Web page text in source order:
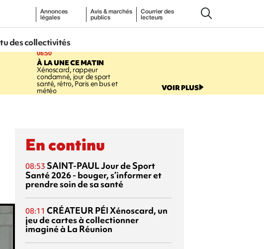
Annonces
légales
Avis & marchés
publics
Courrier des
lecteurs
des collectivités
06:50
À LA UNE CE MATIN
Xénoscard, rappeur
condamné, jour de sport
santé, rétro, Paris en bus et
météo VOIR PLUS
En continu
08:53 SAINT-PAULJour de Sport
Santé 2026 - bouger, s’informer et
prendre soin de sa santé
08:11 CRÉATEUR PÉIXénoscard, un
jeu de cartes à collectionner
imaginé à La Réunion